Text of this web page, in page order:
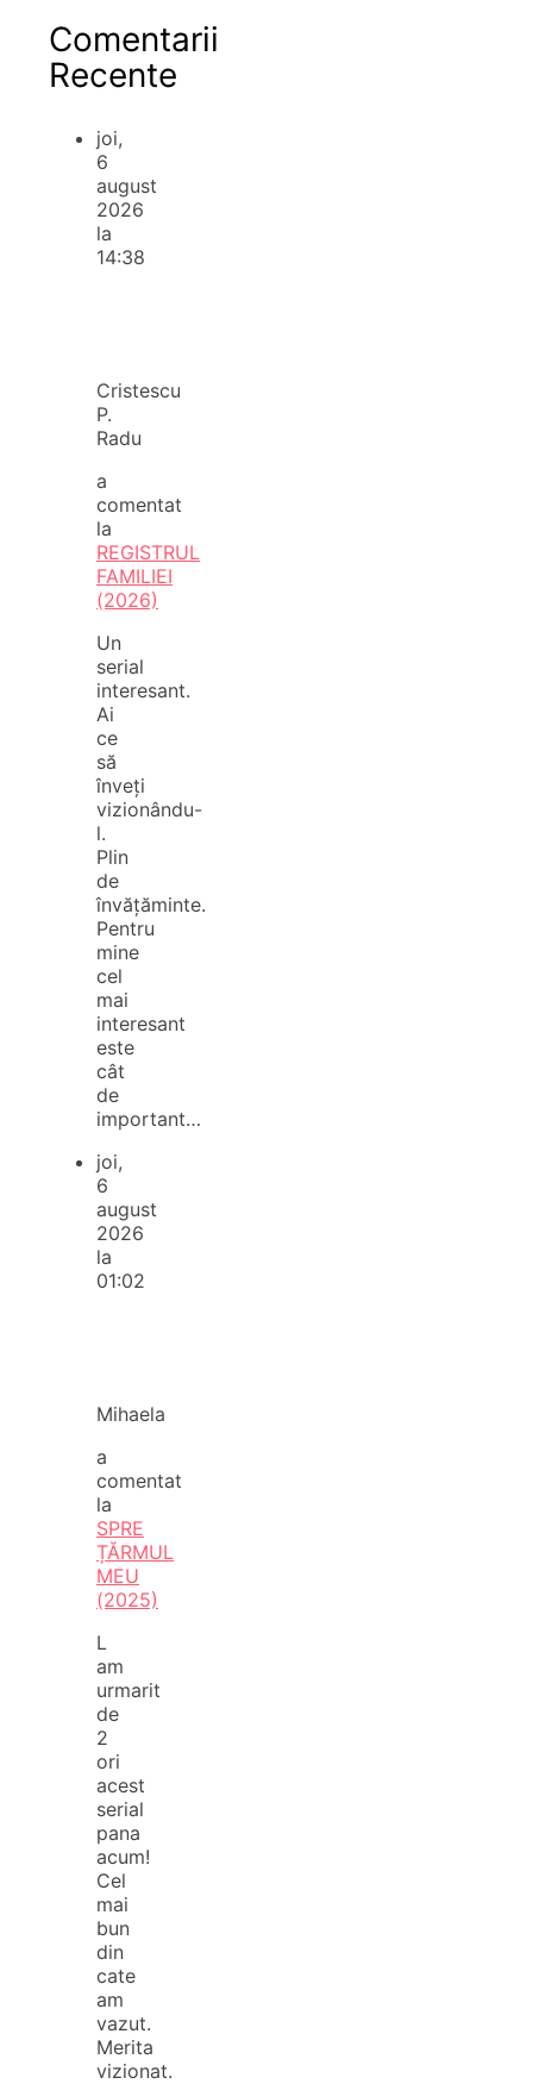
Comentarii
Recente
joi,
6
august
2026
la
14:38
Cristescu
P.
Radu
a
comentat
la
REGISTRUL
FAMILIEI
(2026)
Un
serial
interesant.
Ai
ce
să
înveți
vizionându-
l.
Plin
de
învățăminte.
Pentru
mine
cel
mai
interesant
este
cât
de
important…
joi,
6
august
2026
la
01:02
Mihaela
a
comentat
la
SPRE
ȚĂRMUL
MEU
(2025)
L
am
urmarit
de
2
ori
acest
serial
pana
acum!
Cel
mai
bun
din
cate
am
vazut.
Merita
vizionat.